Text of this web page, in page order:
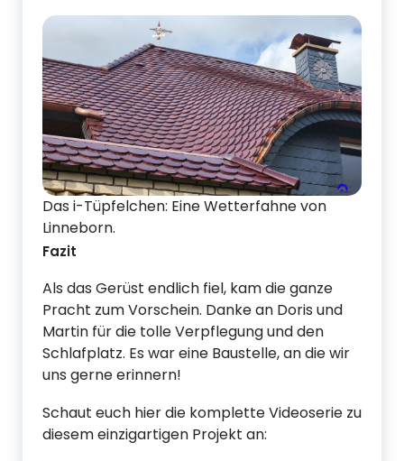
Das i-Tüpfelchen: Eine Wetterfahne von
Linneborn.
Fazit
Als das Gerüst endlich fiel, kam die ganze
Pracht zum Vorschein. Danke an Doris und
Martin für die tolle Verpflegung und den
Schlafplatz. Es war eine Baustelle, an die wir
uns gerne erinnern!
Schaut euch hier die komplette Videoserie zu
diesem einzigartigen Projekt an: